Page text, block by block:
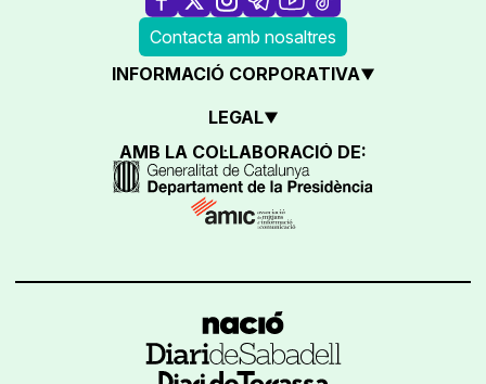
Contacta amb nosaltres
INFORMACIÓ CORPORATIVA
LEGAL
AMB LA COL·LABORACIÓ DE: